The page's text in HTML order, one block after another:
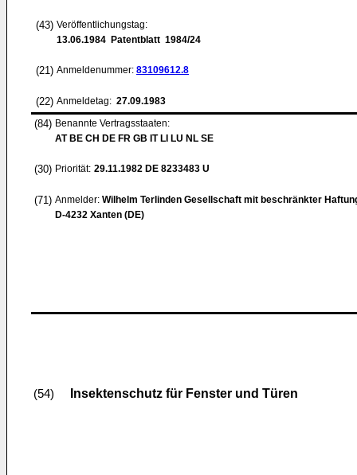
(43) Veröffentlichungstag:
13.06.1984 Patentblatt 1984/24
(21) Anmeldenummer: 83109612.8
(22) Anmeldetag: 27.09.1983
(84) Benannte Vertragsstaaten:
AT BE CH DE FR GB IT LI LU NL SE
(30) Priorität: 29.11.1982 DE 8233483 U
(71) Anmelder: Wilhelm Terlinden Gesellschaft mit beschränkter
D-4232 Xanten (DE)
(54) Insektenschutz für Fenster und Türen